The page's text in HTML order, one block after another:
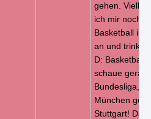
gehen.
ich mir noch
Basketball im
an und trinke
D:
schaue
Bundesliga,
München
Stuttgart! Das